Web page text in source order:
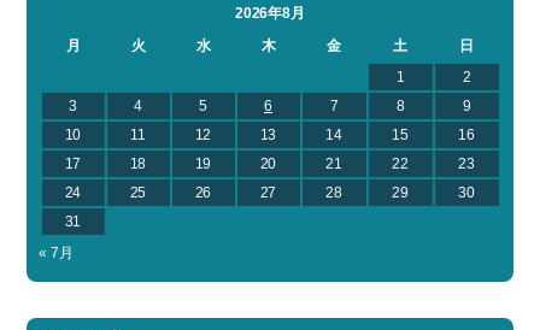
2026年8月
月
火 水 木 金 土
日
1
2
3
4 5 6 7 8
9
10
11 12 13 14 15
16
17
18 19 20 21 22
23
24
25 26 27 28 29
30
31
« 7月